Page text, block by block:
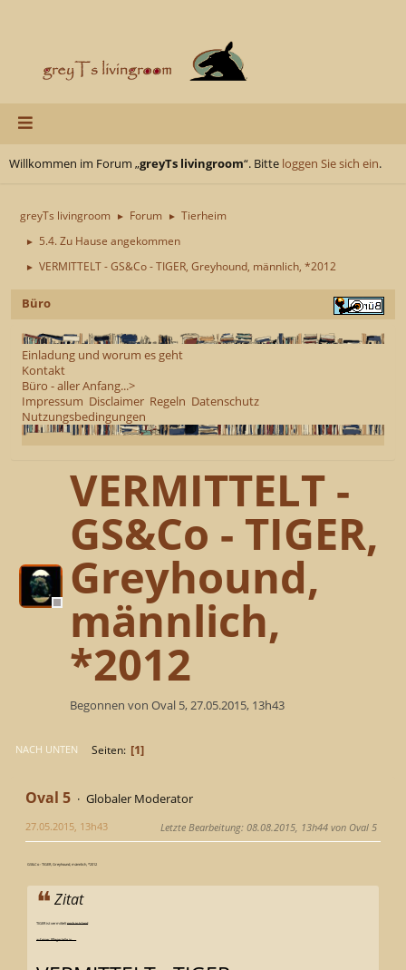
Willkommen im Forum „greyTs livingroom“. Bitte loggen Sie sich ein.
greyTs livingroom ► Forum ► Tierheim
► 5.4. Zu Hause angekommen
► VERMITTELT - GS&Co - TIGER, Greyhound, männlich, *2012
Büro
Einladung und worum es geht
Kontakt
Büro - aller Anfang...>
Impressum Disclaimer Regeln Datenschutz
Nutzungsbedingungen
VERMITTELT -
GS&Co - TIGER,
Greyhound,
männlich,
*2012
Begonnen von Oval 5, 27.05.2015, 13h43
NACH UNTEN Seiten 1
Oval 5 Globaler Moderator
27.05.2015, 13h43 Letzte Bearbeitung: 08.08.2015, 13h44 von Oval 5
GS&Co - TIGER, Greyhound, männlich, *2012
Zitat
TIGER ist vermittelt noch in Irland
auf einer Pflegestelle in .....